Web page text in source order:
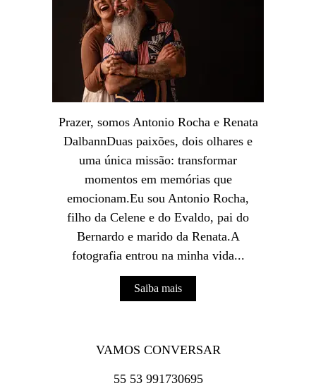
Prazer, somos Antonio Rocha e Renata
DalbannDuas paixões, dois olhares e
uma única missão: transformar
momentos em memórias que
emocionam.Eu sou Antonio Rocha,
filho da Celene e do Evaldo, pai do
Bernardo e marido da Renata.A
fotografia entrou na minha vida...
Saiba mais
VAMOS CONVERSAR
55 53 991730695